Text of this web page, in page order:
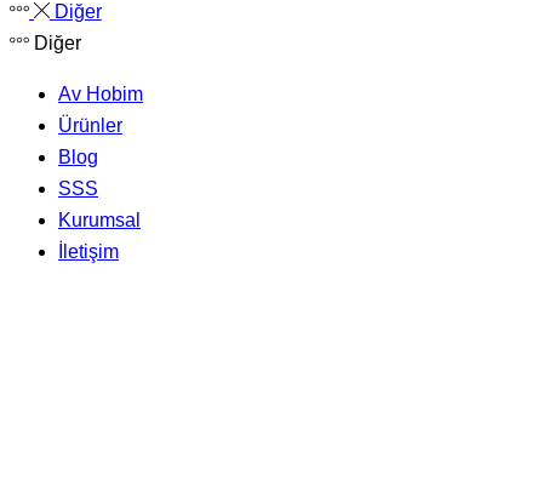
Diğer
Diğer
Av Hobim
Ürünler
Blog
SSS
Kurumsal
İletişim